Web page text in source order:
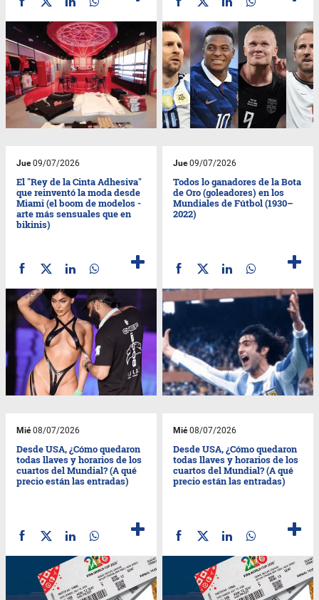
Jue09/07/2026
El "Rey de la Cinta Adhesiva"
que reinventó la moda desde
Miami (el boom de modelos -
arte más sensuales que en
bikinis)
Jue09/07/2026
Todos lo ganadores de la Bota
de Oro (goleadores) en los
Mundiales de Fútbol (1930–
2022)
Mié08/07/2026
Desde USA, ¿Cómo quedaron
todas llaves y horarios de los
cuartos del Mundial? (A qué
precio están las entradas)
Mié08/07/2026
Desde USA, ¿Cómo quedaron
todas llaves y horarios de los
cuartos del Mundial? (A qué
precio están las entradas)